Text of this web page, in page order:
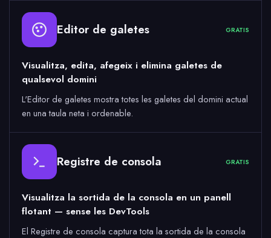
Editor de galetes GRATIS
Visualitza, edita, afegeix i elimina galetes de
qualsevol domini
L'Editor de galetes mostra totes les galetes del domini actual
en una taula neta i ordenable.
Registre de consola GRATIS
Visualitza la sortida de la consola en un panell
flotant — sense les DevTools
El Registre de consola captura tota la sortida de la consola